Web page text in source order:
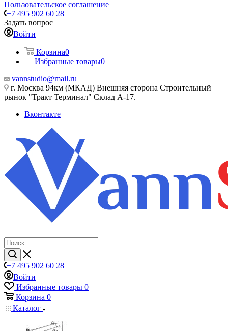
Пользовательское соглашение
+7 495 902 60 28
Задать вопрос
Войти
Корзина0
Избранные товары0
vannstudio@mail.ru
г. Москва 94км (МКАД) Внешняя сторона Строительный
рынок "Тракт Терминал" Склад А-17.
Вконтакте
+7 495 902 60 28
Войти
Избранные товары 0
Корзина 0
Каталог